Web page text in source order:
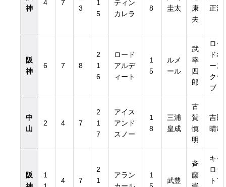
神
4 7
3
1
5
ティン
カレラ
8
圭太
康
夫
正浩
阪
神
6 7 8
2
1
6
ロード
アルデ
ィート
1
5
ルメ
ール
武
幸
四
郎
ロー
ドホ
ース
クラ
ブ
中
山
2 4 7
2
1
7
アイス
アンド
スノー
1
8
三浦
皇成
古
賀
慎
明
吉田
晴哉
阪
1
4 7
2
1
アラン
1
武豊
斉
藤
キャ
ロッ
トフ